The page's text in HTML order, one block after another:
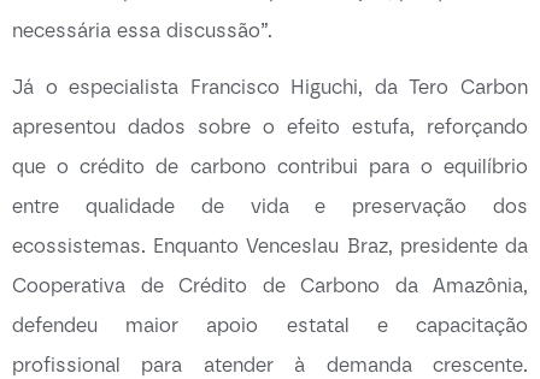
necessária essa discussão”.
Já o especialista Francisco Higuchi, da Tero Carbon
apresentou dados sobre o efeito estufa, reforçando
que o crédito de carbono contribui para o equilíbrio
entre qualidade de vida e preservação dos
ecossistemas. Enquanto Venceslau Braz, presidente da
Cooperativa de Crédito de Carbono da Amazônia,
defendeu maior apoio estatal e capacitação
profissional para atender à demanda crescente.